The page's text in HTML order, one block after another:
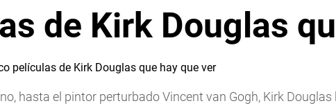
de Kirk Douglas
hasta el pintor perturbado Vincent van Gogh, Kirk Douglas